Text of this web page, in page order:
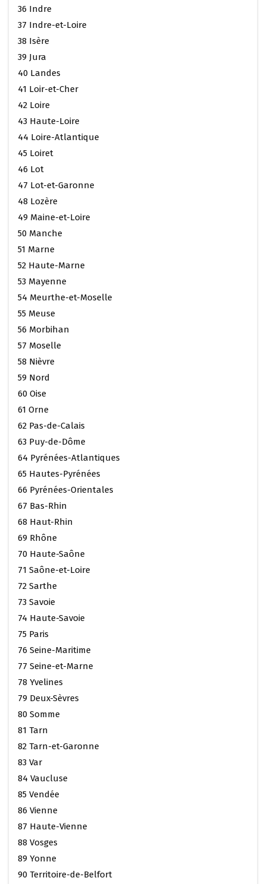
36 Indre
37 Indre-et-Loire
38 Isère
39 Jura
40 Landes
41 Loir-et-Cher
42 Loire
43 Haute-Loire
44 Loire-Atlantique
45 Loiret
46 Lot
47 Lot-et-Garonne
48 Lozère
49 Maine-et-Loire
50 Manche
51 Marne
52 Haute-Marne
53 Mayenne
54 Meurthe-et-Moselle
55 Meuse
56 Morbihan
57 Moselle
58 Nièvre
59 Nord
60 Oise
61 Orne
62 Pas-de-Calais
63 Puy-de-Dôme
64 Pyrénées-Atlantiques
65 Hautes-Pyrénées
66 Pyrénées-Orientales
67 Bas-Rhin
68 Haut-Rhin
69 Rhône
70 Haute-Saône
71 Saône-et-Loire
72 Sarthe
73 Savoie
74 Haute-Savoie
75 Paris
76 Seine-Maritime
77 Seine-et-Marne
78 Yvelines
79 Deux-Sèvres
80 Somme
81 Tarn
82 Tarn-et-Garonne
83 Var
84 Vaucluse
85 Vendée
86 Vienne
87 Haute-Vienne
88 Vosges
89 Yonne
90 Territoire-de-Belfort